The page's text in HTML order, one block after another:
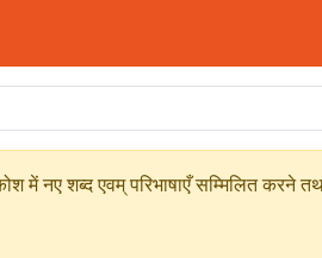
नए शब्द एवम् परिभाषाएँ सम्मिलित करने